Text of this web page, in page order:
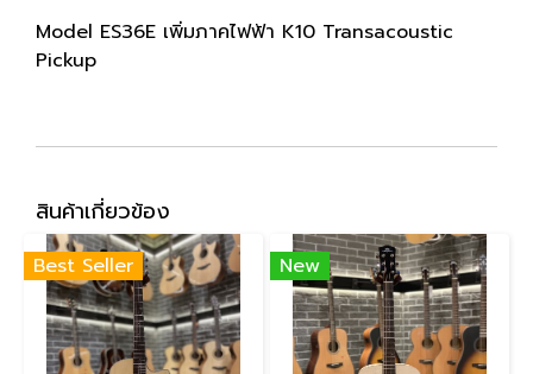
Model ES36E เพิ่มภาคไฟฟ้า K10 Transacoustic
Pickup
สินค้าเกี่ยวข้อง
Best Seller New